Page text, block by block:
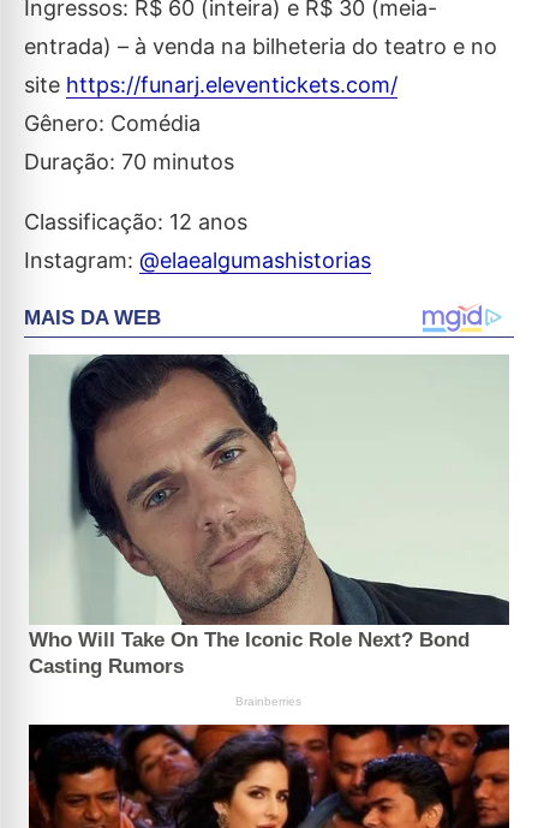
Ingressos: R$ 60 (inteira) e R$ 30 (meia-
entrada) – à venda na bilheteria do teatro e no
site https://funarj.eleventickets.com/
Gênero: Comédia
Duração: 70 minutos
Classificação: 12 anos
Instagram: @elaealgumashistorias